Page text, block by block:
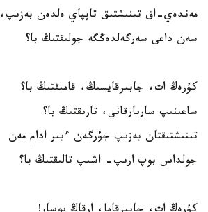
مەندەي-اق تىنىشتىق تاپپاي ەلدەن بەزىپ،
سەن داعى سەرگەلدەڭگە جولىقتىڭ با؟
كۇرەڭ ات، جابىرقايسىڭ، قامىقتىڭ با؟
ساعىنىپ سارىارقانى، تارىقتىڭ با؟
تىنىشتىقتان بەزىپ جۇرگەن ءبىر ادام مەن
جولداس بوپ ارىپ- اشىپ تالىقتىڭ با؟